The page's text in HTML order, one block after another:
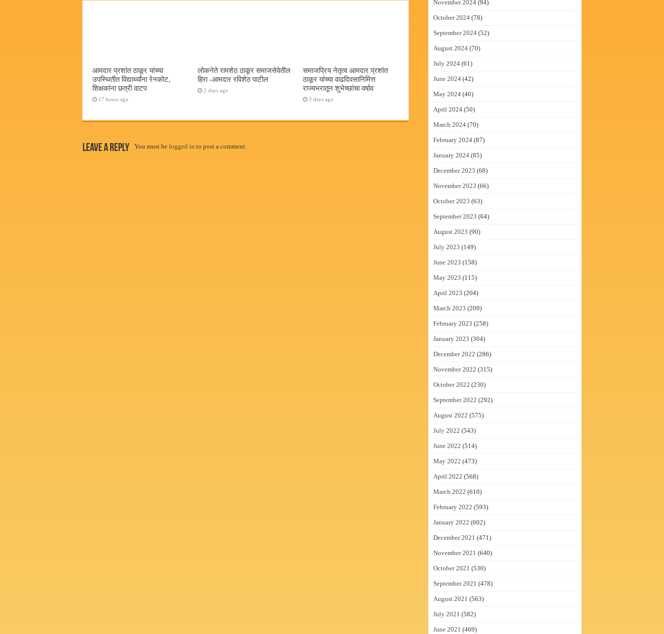
आमदार प्रशांत ठाकूर यांच्या
उपस्थितीत विद्यार्थ्यांना रेनकोट,
शिक्षकांना छत्री वाटप
17 hours ago
लोकनेते रामशेठ ठाकूर समाजसेवेतील
हिरा -आमदार रविशेठ पाटील
2 days ago
समाजप्रिय नेतृत्व आमदार प्रशांत
ठाकूर यांच्या वाढदिवसानिमित्त
राज्यभरातून शुभेच्छांचा वर्षाव
3 days ago
Leave a Reply You must be logged in to post a comment.
November 2024 (94)
October 2024 (78)
September 2024 (52)
August 2024 (70)
July 2024 (61)
June 2024 (42)
May 2024 (40)
April 2024 (50)
March 2024 (70)
February 2024 (87)
January 2024 (85)
December 2023 (68)
November 2023 (66)
October 2023 (63)
September 2023 (64)
August 2023 (90)
July 2023 (149)
June 2023 (158)
May 2023 (115)
April 2023 (204)
March 2023 (209)
February 2023 (258)
January 2023 (304)
December 2022 (286)
November 2022 (315)
October 2022 (230)
September 2022 (292)
August 2022 (575)
July 2022 (543)
June 2022 (514)
May 2022 (473)
April 2022 (568)
March 2022 (610)
February 2022 (593)
January 2022 (602)
December 2021 (471)
November 2021 (640)
October 2021 (530)
September 2021 (478)
August 2021 (563)
July 2021 (582)
June 2021 (469)